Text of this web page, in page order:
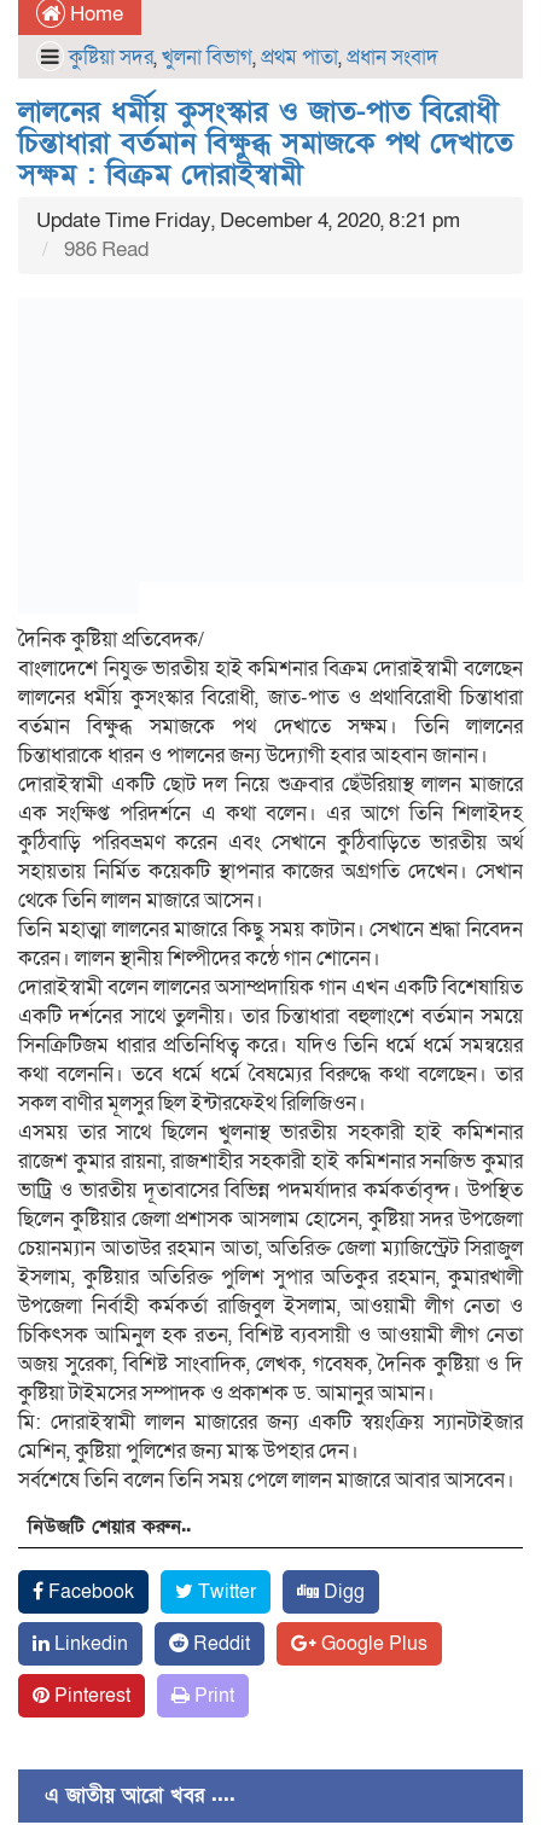
Home
কুষ্টিয়া সদর,খুলনা বিভাগ,প্রথম পাতা,প্রধান সংবাদ
লালনের ধর্মীয় কুসংস্কার ও জাত-পাত বিরোধী
চিন্তাধারা বর্তমান বিক্ষুব্ধ সমাজকে পথ দেখাতে
সক্ষম : বিক্রম দোরাইস্বামী
Update Time Friday, December 4, 2020, 8:21 pm
986 Read
দৈনিক কুষ্টিয়া প্রতিবেদক/
বাংলাদেশে নিযুক্ত ভারতীয় হাই কমিশনার বিক্রম দোরাইস্বামী বলেছেন
লালনের ধর্মীয় কুসংস্কার বিরোধী, জাত-পাত ও প্রথাবিরোধী চিন্তাধারা
বর্তমান বিক্ষুব্ধ সমাজকে পথ দেখাতে সক্ষম। তিনি লালনের
চিন্তাধারাকে ধারন ও পালনের জন্য উদ্যোগী হবার আহবান জানান।
দোরাইস্বামী একটি ছোট দল নিয়ে শুক্রবার ছেঁউরিয়াস্থ লালন মাজারে
এক সংক্ষিপ্ত পরিদর্শনে এ কথা বলেন। এর আগে তিনি শিলাইদহ
কুঠিবাড়ি পরিবভ্রমণ করেন এবং সেখানে কুঠিবাড়িতে ভারতীয় অর্থ
সহায়তায় নির্মিত কয়েকটি স্থাপনার কাজের অগ্রগতি দেখেন। সেখান
থেকে তিনি লালন মাজারে আসেন।
তিনি মহাত্মা লালনের মাজারে কিছু সময় কাটান। সেখানে শ্রদ্ধা নিবেদন
করেন। লালন স্থানীয় শিল্পীদের কন্ঠে গান শোনেন।
দোরাইস্বামী বলেন লালনের অসাম্প্রদায়িক গান এখন একটি বিশেষায়িত
একটি দর্শনের সাথে তুলনীয়। তার চিন্তাধারা বহুলাংশে বর্তমান সময়ে
সিনক্রিটিজম ধারার প্রতিনিধিত্ব করে। যদিও তিনি ধর্মে ধর্মে সমন্বয়ের
কথা বলেননি। তবে ধর্মে ধর্মে বৈষম্যের বিরুদ্ধে কথা বলেছেন। তার
সকল বাণীর মূলসুর ছিল ইন্টারফেইথ রিলিজিওন।
এসময় তার সাথে ছিলেন খুলনাস্থ ভারতীয় সহকারী হাই কমিশনার
রাজেশ কুমার রায়না, রাজশাহীর সহকারী হাই কমিশনার সনজিভ কুমার
ভাট্রি ও ভারতীয় দূতাবাসের বিভিন্ন পদমর্যাদার কর্মকর্তাবৃন্দ। উপস্থিত
ছিলেন কুষ্টিয়ার জেলা প্রশাসক আসলাম হোসেন, কুষ্টিয়া সদর উপজেলা
চেয়ানম্যান আতাউর রহমান আতা, অতিরিক্ত জেলা ম্যাজিস্ট্রেট সিরাজুল
ইসলাম, কুষ্টিয়ার অতিরিক্ত পুলিশ সুপার অতিকুর রহমান, কুমারখালী
উপজেলা নির্বাহী কর্মকর্তা রাজিবুল ইসলাম, আওয়ামী লীগ নেতা ও
চিকিৎসক আমিনুল হক রতন, বিশিষ্ট ব্যবসায়ী ও আওয়ামী লীগ নেতা
অজয় সুরেকা, বিশিষ্ট সাংবাদিক, লেখক, গবেষক, দৈনিক কুষ্টিয়া ও দি
কুষ্টিয়া টাইমসের সম্পাদক ও প্রকাশক ড. আমানুর আমান।
মি: দোরাইস্বামী লালন মাজারের জন্য একটি স্বয়ংক্রিয় স্যানটাইজার
মেশিন, কুষ্টিয়া পুলিশের জন্য মাস্ক উপহার দেন।
সর্বশেষে তিনি বলেন তিনি সময় পেলে লালন মাজারে আবার আসবেন।
নিউজটি শেয়ার করুন..
Facebook Twitter
Digg
Linkedin
Reddit
Google Plus
Pinterest
Print
এ জাতীয় আরো খবর ....